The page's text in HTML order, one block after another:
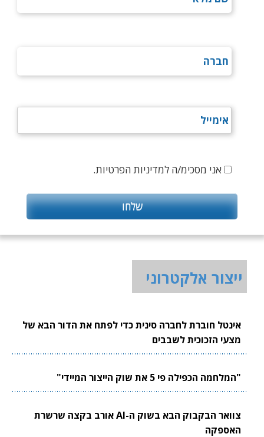
אני מסכימ/ה למדיניות הפרטיות.
ייצור אלקטרוני
אינטל חוברת לחברה סינית כדי לפתח את הדור הבא של
מצעי הזכוכית לשבבים
"המלחמה הכפילה פי 5 את שוק הייצור המיידי"
צוואר הבקבוק הבא בשוק ה-AI אורב בקצה שרשרת
האספקה